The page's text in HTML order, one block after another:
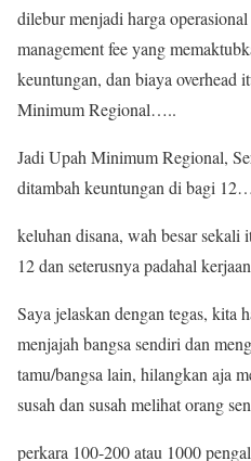
dilebur menjadi harga
management fee yang
keuntungan, dan biaya overhead
Minimum Regional…..
Jadi Upah Minimum Regional,
ditambah keuntungan di bagi
keluhan disana, wah besar
12 dan seterusnya padahal
Saya jelaskan dengan tegas, kita
menjajah bangsa sendiri dan
tamu/bangsa lain, hilangkan aja
susah dan susah melihat orang
perkara 100-200 atau 1000